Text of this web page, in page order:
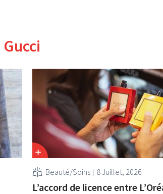
Gucci
Beauté/Soins 8 Juillet, 2026
L’accord de licence entre